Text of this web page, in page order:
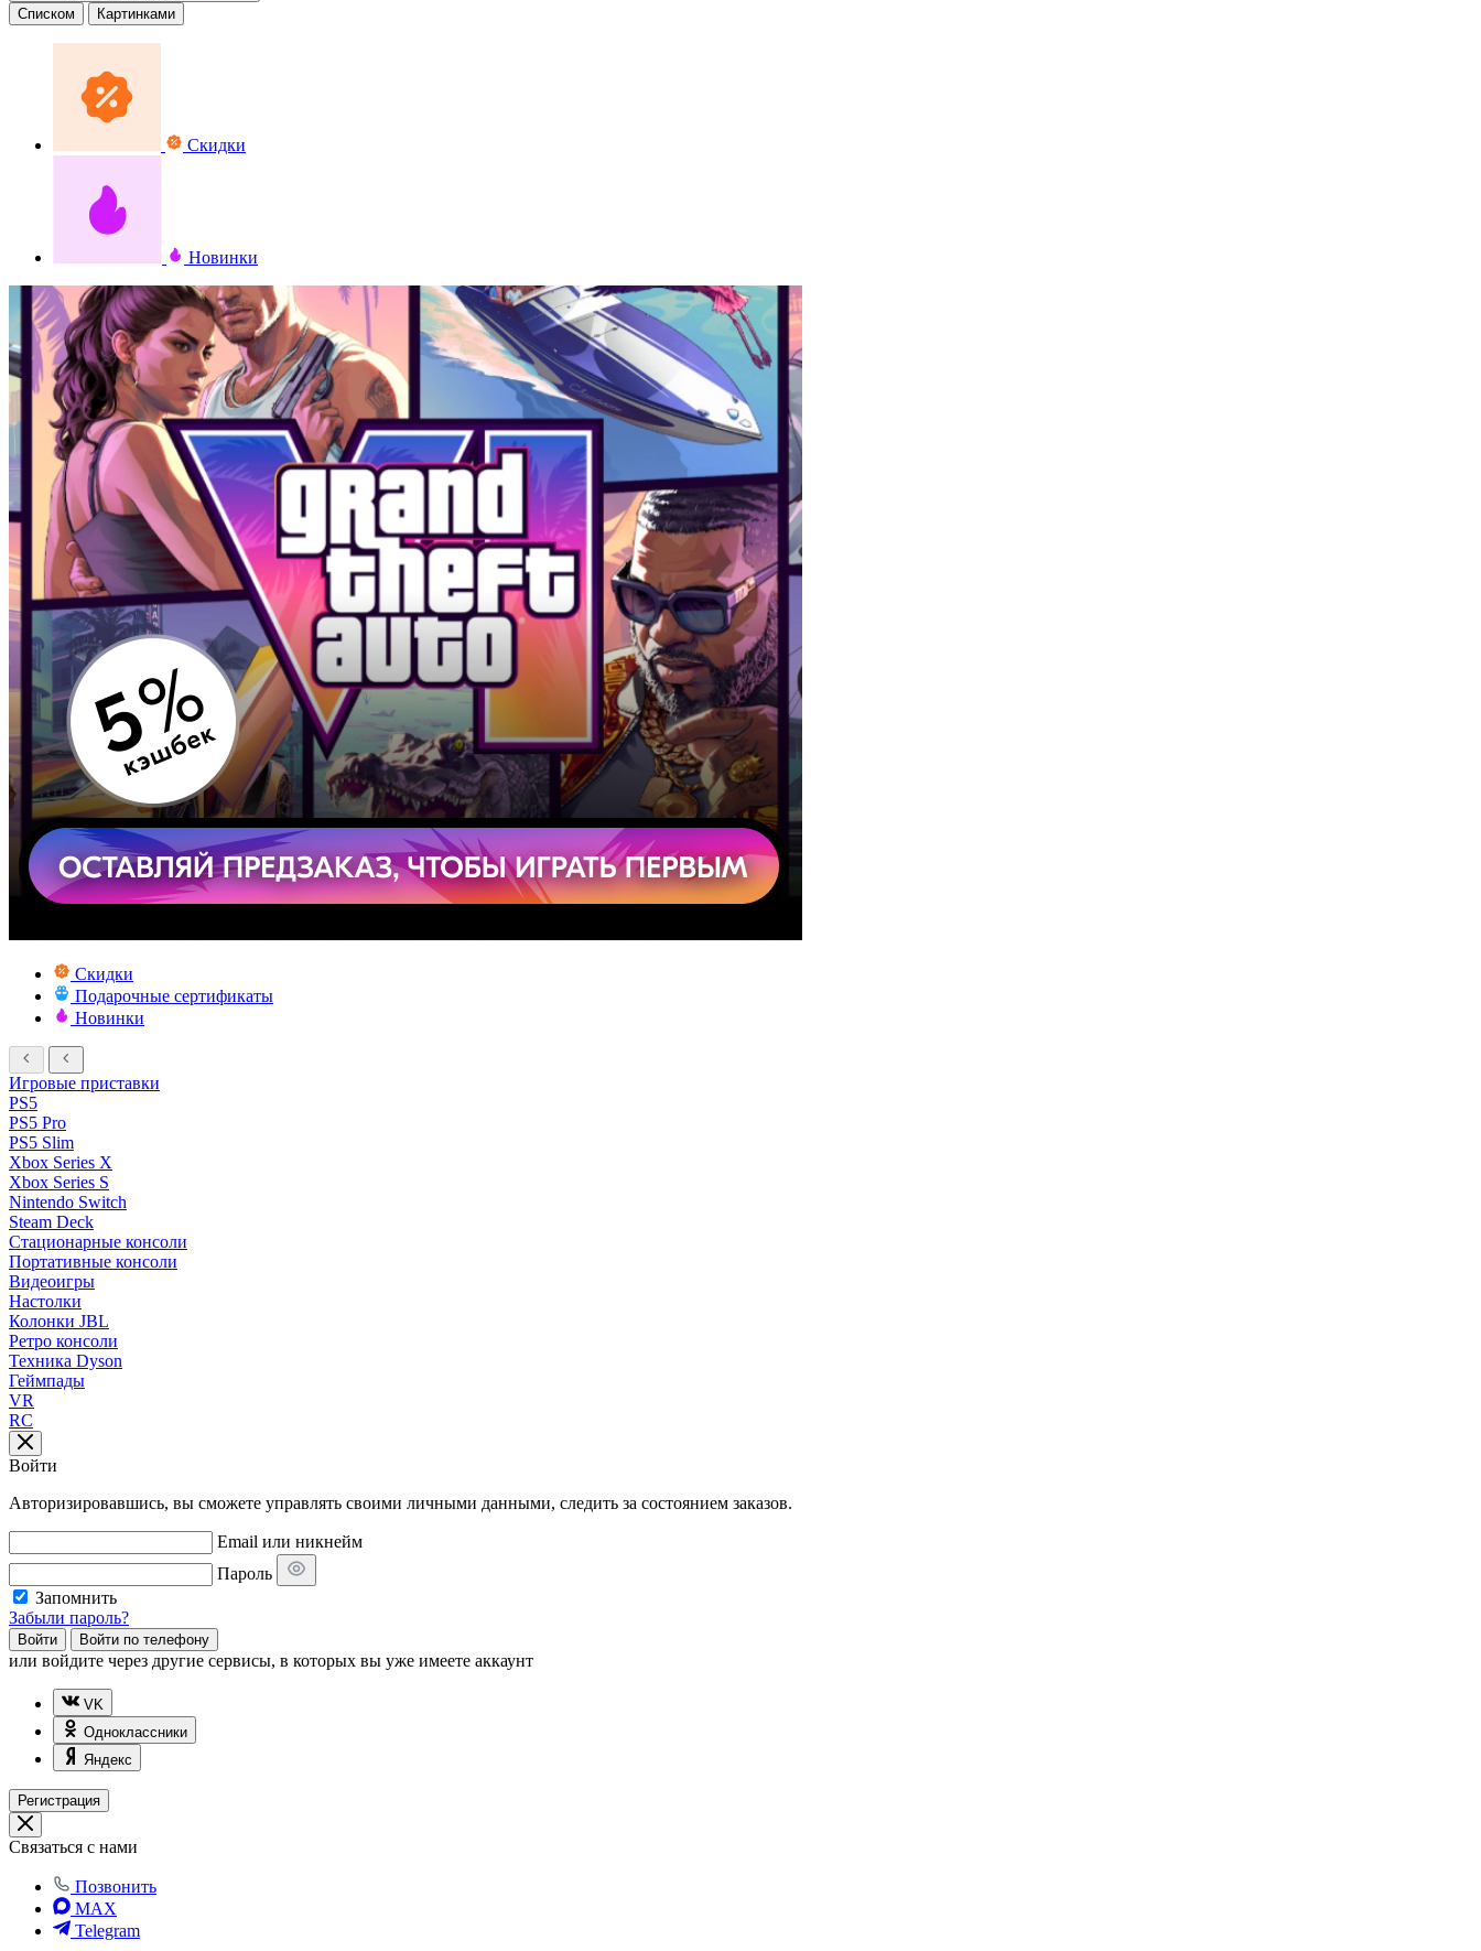
Списком
Картинками
Скидки
Новинки
Скидки
Подарочные сертификаты
Новинки
Игровые приставки
PS5
PS5 Pro
PS5 Slim
Xbox Series X
Xbox Series S
Nintendo Switch
Steam Deck
Стационарные консоли
Портативные консоли
Видеоигры
Настолки
Колонки JBL
Ретро консоли
Техника Dyson
Геймпады
VR
RC
Войти
Авторизировавшись, вы сможете управлять своими личными данными, следить за состоянием заказов.
Email или никнейм
Пароль
Запомнить
Забыли пароль?
Войти Войти по телефону
или войдите через другие сервисы, в которых вы уже имеете аккаунт
VK
Одноклассники
Яндекс
Регистрация
Связаться с нами
Позвонить
MAX
Telegram